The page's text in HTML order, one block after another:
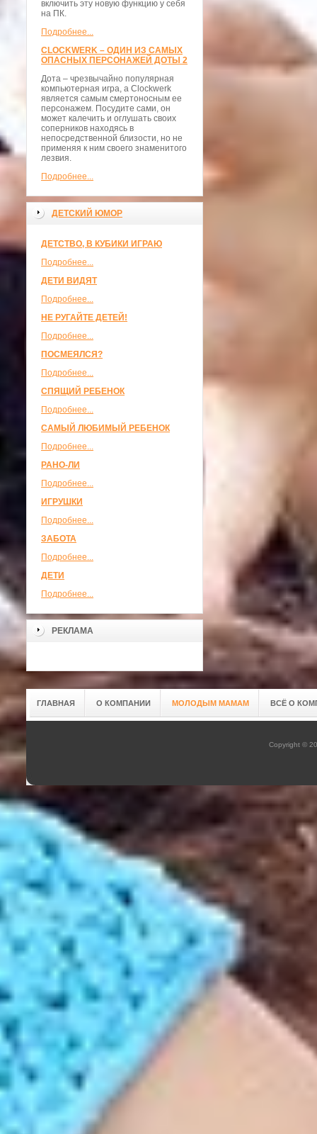
включить эту новую функцию у себя
на ПК.
Подробнее...
CLOCKWERK – ОДИН ИЗ САМЫХ
ОПАСНЫХ ПЕРСОНАЖЕЙ ДОТЫ 2
Дота – чрезвычайно популярная
компьютерная игра, а Clockwerk
является самым смертоносным ее
персонажем. Посудите сами, он
может калечить и оглушать своих
соперников находясь в
непосредственной близости, но не
применяя к ним своего знаменитого
лезвия.
Подробнее...
ДЕТСКИЙ ЮМОР
ДЕТСТВО, В КУБИКИ ИГРАЮ
Подробнее...
ДЕТИ ВИДЯТ
Подробнее...
НЕ РУГАЙТЕ ДЕТЕЙ!
Подробнее...
ПОСМЕЯЛСЯ?
Подробнее...
СПЯЩИЙ РЕБЕНОК
Подробнее...
САМЫЙ ЛЮБИМЫЙ РЕБЕНОК
Подробнее...
РАНО-ЛИ
Подробнее...
ИГРУШКИ
Подробнее...
ЗАБОТА
Подробнее...
ДЕТИ
Подробнее...
РЕКЛАМА
ГЛАВНАЯ О КОМПАНИИ МОЛОДЫМ МАМАМ ВСЁ О
Copyright ©